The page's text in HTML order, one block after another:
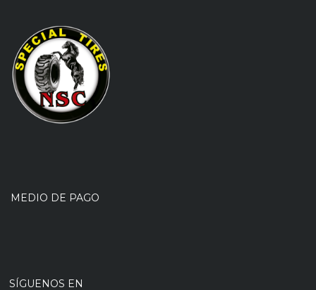
MEDIO DE PAGO
SÍGUENOS EN